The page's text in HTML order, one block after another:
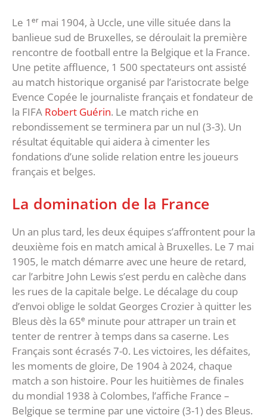
Le 1ᵉʳ mai 1904, à Uccle, une ville située dans la
banlieue sud de Bruxelles, se déroulait la première
rencontre de football entre la Belgique et la France.
Une petite affluence, 1 500 spectateurs ont assisté
au match historique organisé par l’aristocrate belge
Evence Copée le journaliste français et fondateur de
la FIFA Robert Guérin. Le match riche en
rebondissement se terminera par un nul (3-3). Un
résultat équitable qui aidera à cimenter les
fondations d’une solide relation entre les joueurs
français et belges.
La domination de la France
Un an plus tard, les deux équipes s’affrontent pour la
deuxième fois en match amical à Bruxelles. Le 7 mai
1905, le match démarre avec une heure de retard,
car l’arbitre John Lewis s’est perdu en calèche dans
les rues de la capitale belge. Le décalage du coup
d’envoi oblige le soldat Georges Crozier à quitter les
Bleus dès la 65ᵉ minute pour attraper un train et
tenter de rentrer à temps dans sa caserne. Les
Français sont écrasés 7-0. Les victoires, les défaites,
les moments de gloire, De 1904 à 2024, chaque
match a son histoire. Pour les huitièmes de finales
du mondial 1938 à Colombes, l’affiche France –
Belgique se termine par une victoire (3-1) des Bleus.